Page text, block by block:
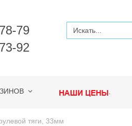
79
92
.
тяги, 33мм